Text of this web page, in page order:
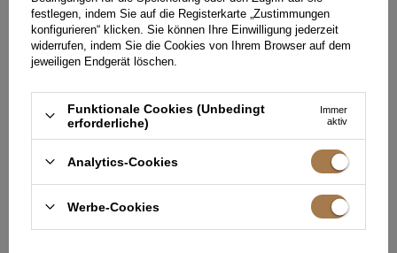
Geschmack und Klasse sollten erhalten bleiben. Es ist ratsam,
sich an diese Richtlinien zu halten, denn die Rolle der Mutter
des Brautpaares ist besonders.
EMPFOHLEN
festlegen, indem Sie auf die Registerkarte „Zustimmungen
konfigurieren“ klicken. Sie können Ihre Einwilligung jederzeit
widerrufen, indem Sie die Cookies von Ihrem Browser auf dem
jeweiligen Endgerät löschen.
Funktionale Cookies (Unbedingt
erforderliche)
Immer
aktiv
Analytics-Cookies
Werbe-Cookies